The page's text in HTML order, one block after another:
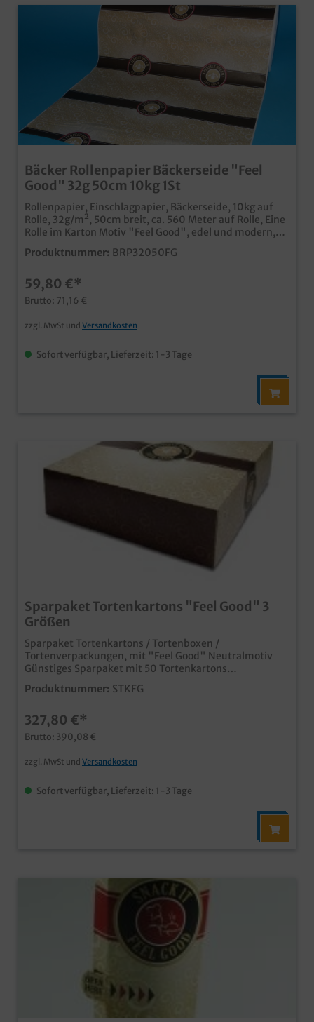
Bäcker Rollenpapier Bäckerseide "Feel
Good" 32g 50cm 10kg 1St
Rollenpapier, Einschlagpapier, Bäckerseide, 10kg auf
Rolle, 32g/m², 50cm breit, ca. 560 Meter auf Rolle, Eine
Rolle im Karton Motiv "Feel Good", edel und modern,
ideal für Backwaren, Kuchen und Snacks in Kaffeehaus,
Bäckerei oder Konditorei umweltfreundliches und
und Konditorei Qualität "Made in Germany" Auch mit
Ihrem individuellen Motiv bedruckbar, fragen Sie
einfach unseren Kundenservice
Produktnummer: BRP32050FG
59,80 €*
Brutto: 71,16 €
zzgl. MwSt und Versandkosten
Sofort verfügbar, Lieferzeit: 1-3 Tage
Sparpaket Tortenkartons "Feel Good" 3
Größen
Sparpaket Tortenkartons / Tortenboxen /
Tortenverpackungen, mit "Feel Good" Neutralmotiv
Günstiges Sparpaket mit 50 Tortenkartons
34x34x11cm, 100 Tortenkartons 22x22x11cm und 200
Tortenboxen mit Griff 21,5x13,5x10,5cm
Produktnummer: STKFG
327,80 €*
Brutto: 390,08 €
zzgl. MwSt und Versandkosten
Sofort verfügbar, Lieferzeit: 1-3 Tage